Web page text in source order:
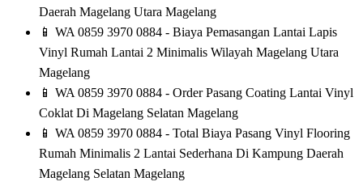
Daerah Magelang Utara Magelang
📱 WA 0859 3970 0884 - Biaya Pemasangan Lantai Lapis
Vinyl Rumah Lantai 2 Minimalis Wilayah Magelang Utara
Magelang
📱 WA 0859 3970 0884 - Order Pasang Coating Lantai Vinyl
Coklat Di Magelang Selatan Magelang
📱 WA 0859 3970 0884 - Total Biaya Pasang Vinyl Flooring
Rumah Minimalis 2 Lantai Sederhana Di Kampung Daerah
Magelang Selatan Magelang